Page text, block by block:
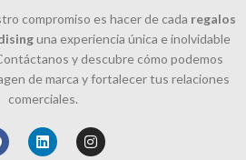
compromiso es hacer de cada regalos
una experiencia única e inolvidable
y descubre cómo podemos
de marca y fortalecer tus relaciones
comerciales.